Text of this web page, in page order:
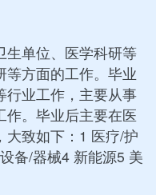
生单位、医学科研等
等方面的工作。毕业
行业工作，主要从事
作。毕业后主要在医
大致如下：1 医疗/护
备/器械4 新能源5 美